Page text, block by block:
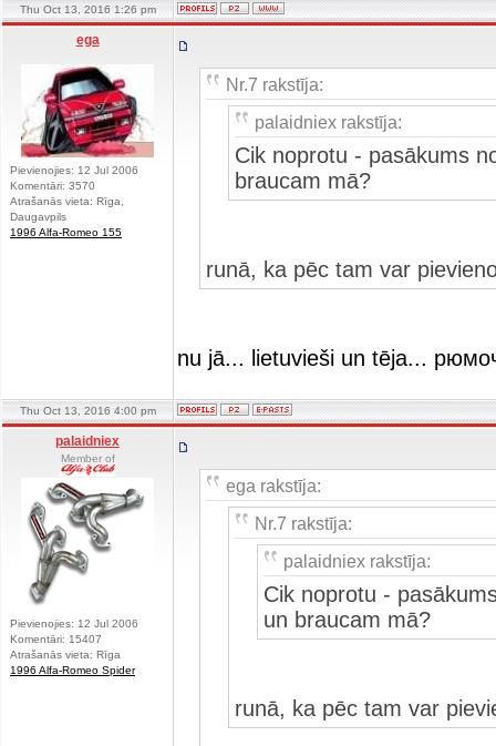
Thu Oct 13, 2016 1:26 pm
ega
Pievienojies: 12 Jul 2006
Komentāri: 3570
Atrašanās vieta: Rīga,
Daugavpils
1996 Alfa-Romeo 155
Nr.7 rakstīja:
palaidniex rakstīja:
Cik noprotu - pasākums
braucam mā?
runā, ka pēc tam var
nu jā... lietuvieši un tēja...
Thu Oct 13, 2016 4:00 pm
palaidniex
Member of
Pievienojies: 12 Jul 2006
Komentāri: 15407
Atrašanās vieta: Rīga
1996 Alfa-Romeo Spider
ega rakstīja:
Nr.7 rakstīja:
palaidniex rakstīja:
Cik noprotu -
un braucam mā?
runā, ka pēc tam var